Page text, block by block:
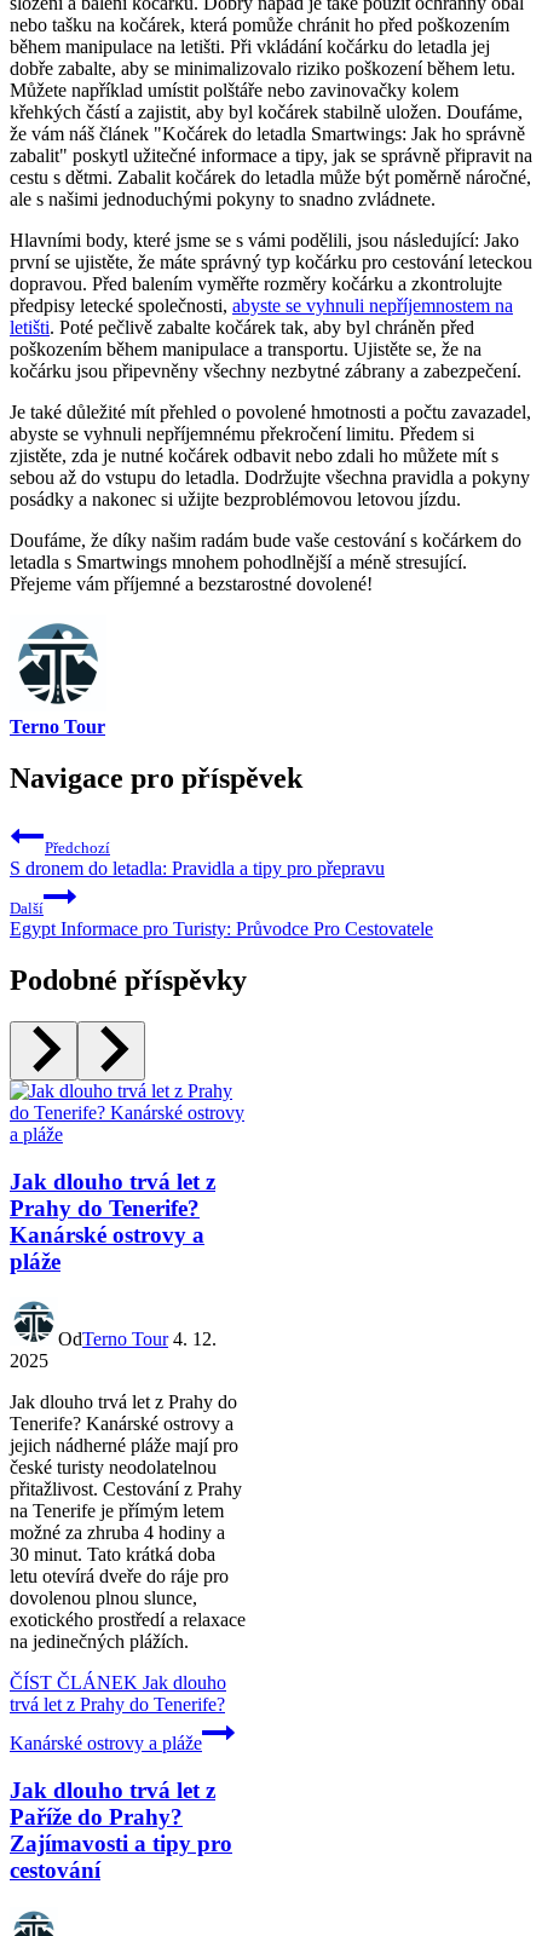
nebo tašku na kočárek, která pomůže chránit ho před poškozením
během manipulace na letišti. Při vkládání kočárku do letadla jej
dobře zabalte, aby se minimalizovalo riziko poškození během letu.
Můžete například umístit polštáře nebo zavinovačky kolem
křehkých částí a zajistit, aby byl kočárek stabilně uložen. Doufáme,
že vám náš článek "Kočárek do letadla Smartwings: Jak ho správně
zabalit" poskytl užitečné informace a tipy, jak se správně připravit na
cestu s dětmi. Zabalit kočárek do letadla může být poměrně náročné,
ale s našimi jednoduchými pokyny to snadno zvládnete.
Hlavními body, které jsme se s vámi podělili, jsou následující: Jako
první se ujistěte, že máte správný typ kočárku pro cestování leteckou
dopravou. Před balením vyměřte rozměry kočárku a zkontrolujte
předpisy letecké společnosti, abyste se vyhnuli nepříjemnostem na
letišti. Poté pečlivě zabalte kočárek tak, aby byl chráněn před
poškozením během manipulace a transportu. Ujistěte se, že na
kočárku jsou připevněny všechny nezbytné zábrany a zabezpečení.
Je také důležité mít přehled o povolené hmotnosti a počtu zavazadel,
abyste se vyhnuli nepříjemnému překročení limitu. Předem si
zjistěte, zda je nutné kočárek odbavit nebo zdali ho můžete mít s
sebou až do vstupu do letadla. Dodržujte všechna pravidla a pokyny
posádky a nakonec si užijte bezproblémovou letovou jízdu.
Doufáme, že díky našim radám bude vaše cestování s kočárkem do
letadla s Smartwings mnohem pohodlnější a méně stresující.
Přejeme vám příjemné a bezstarostné dovolené!
Terno Tour
Navigace pro příspěvek
Předchozí
S dronem do letadla: Pravidla a tipy pro přepravu
Další
Egypt Informace pro Turisty: Průvodce Pro Cestovatele
Podobné příspěvky
Jak dlouho trvá let z
Prahy do Tenerife?
Kanárské ostrovy a
pláže
OdTerno Tour 4. 12.
2025
Jak dlouho trvá let z Prahy do
Tenerife? Kanárské ostrovy a
jejich nádherné pláže mají pro
české turisty neodolatelnou
přitažlivost. Cestování z Prahy
na Tenerife je přímým letem
možné za zhruba 4 hodiny a
30 minut. Tato krátká doba
letu otevírá dveře do ráje pro
dovolenou plnou slunce,
exotického prostředí a relaxace
na jedinečných plážích.
ČÍST ČLÁNEK Jak dlouho
trvá let z Prahy do Tenerife?
Kanárské ostrovy a pláže
Jak dlouho trvá let z
Paříže do Prahy?
Zajímavosti a tipy pro
cestování